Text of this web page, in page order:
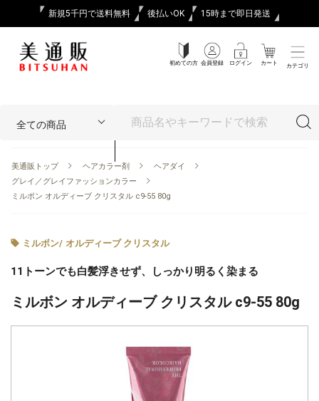
新規5千円で送料無料 後払いOK 15時まで即日発送
初めての方 会員登録 ログイン カート カテゴリ
美通販トップ ヘアカラー剤
ヘアダイ
グレイ／グレイファッションカラー
ミルボン オルディーブ クリスタル c9-55 80g
ミルボン/ オルディーブ クリスタル
11トーンでも白髪浮きせず、しっかり明るく染まる
ミルボン オルディーブ クリスタル c9-55 80g